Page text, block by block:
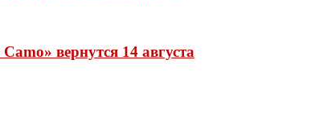
вернутся 14 августа